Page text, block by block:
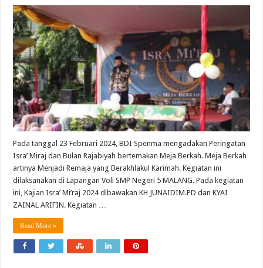
Pada tanggal 23 Februari 2024, BDI Spenma mengadakan Peringatan
Isra’ Miraj dan Bulan Rajabiyah bertemakan Meja Berkah. Meja Berkah
artinya Menjadi Remaja yang Berakhlakul Karimah. Kegiatan ini
dilaksanakan di Lapangan Voli SMP Negeri 5 MALANG. Pada kegiatan
ini, Kajian Isra’ Mi’raj 2024 dibawakan KH JUNAIDIM.PD dan KYAI
ZAINAL ARIFIN. Kegiatan …
Read More »